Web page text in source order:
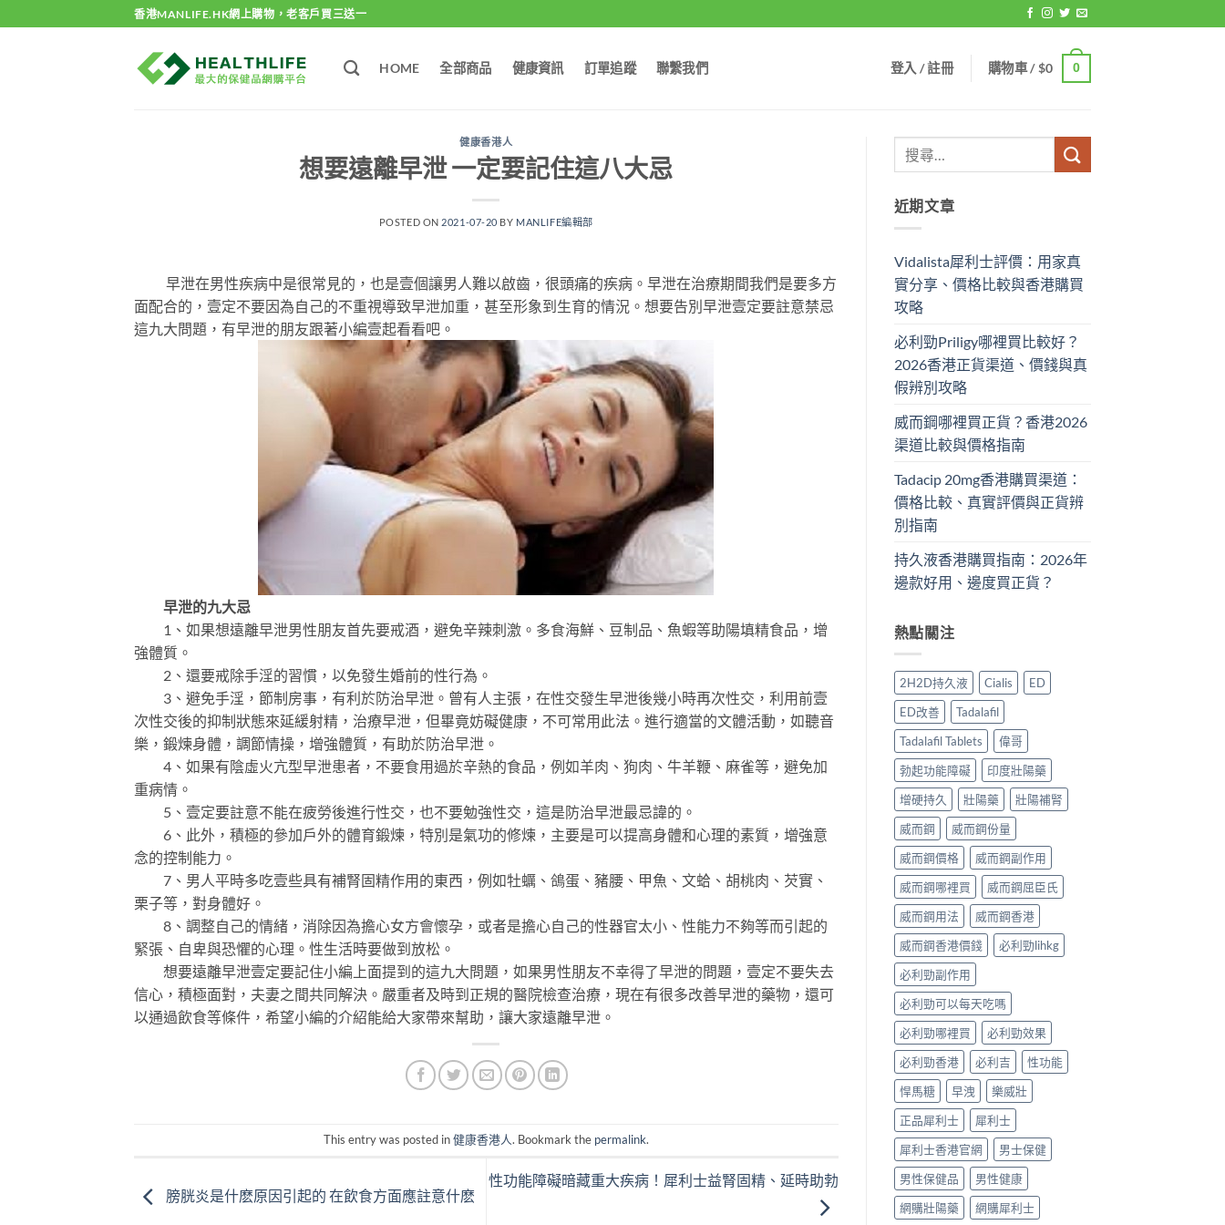
to
香港MANLIFE.HK網上購物，老客戶買三送一
HOME 全部商品 健康資訊 訂單追蹤 聯繫我們 登入 / 註冊 購物車 /$0 0
健康香港人
想要遠離早泄 一定要記住這八大忌
POSTED ON 2021-07-20 BY MANLIFE編輯部
早泄在男性疾病中是很常見的，也是壹個讓男人難以啟齒，很頭痛的疾病。早泄在治療期間我們是要多方
面配合的，壹定不要因為自己的不重視導致早泄加重，甚至形象到生育的情況。想要告別早泄壹定要註意禁忌
這九大問題，有早泄的朋友跟著小編壹起看看吧。
早泄的九大忌
1、如果想遠離早泄男性朋友首先要戒酒，避免辛辣刺激。多食海鮮、豆制品、魚蝦等助陽填精食品，增
強體質。
2、還要戒除手淫的習慣，以免發生婚前的性行為。
3、避免手淫，節制房事，有利於防治早泄。曾有人主張，在性交發生早泄後幾小時再次性交，利用前壹
次性交後的抑制狀態來延緩射精，治療早泄，但畢竟妨礙健康，不可常用此法。進行適當的文體活動，如聽音
樂，鍛煉身體，調節情操，增強體質，有助於防治早泄。
4、如果有陰虛火亢型早泄患者，不要食用過於辛熱的食品，例如羊肉、狗肉、牛羊鞭、麻雀等，避免加
重病情。
5、壹定要註意不能在疲勞後進行性交，也不要勉強性交，這是防治早泄最忌諱的。
6、此外，積極的參加戶外的體育鍛煉，特別是氣功的修煉，主要是可以提高身體和心理的素質，增強意
念的控制能力。
7、男人平時多吃壹些具有補腎固精作用的東西，例如牡蠣、鴿蛋、豬腰、甲魚、文蛤、胡桃肉、芡實、
栗子等，對身體好。
8、調整自己的情緒，消除因為擔心女方會懷孕，或者是擔心自己的性器官太小、性能力不夠等而引起的
緊張、自卑與恐懼的心理。性生活時要做到放松。
想要遠離早泄壹定要記住小編上面提到的這九大問題，如果男性朋友不幸得了早泄的問題，壹定不要失去
信心，積極面對，夫妻之間共同解決。嚴重者及時到正規的醫院檢查治療，現在有很多改善早泄的藥物，還可
以通過飲食等條件，希望小編的介紹能給大家帶來幫助，讓大家遠離早泄。
This entry was posted in健康香港人. Bookmark the permalink.
膀胱炎是什麽原因引起的 在飲食方面應註意什麽
性功能障礙暗藏重大疾病！犀利士益腎固精、延時助勃
近期文章
Vidalista犀利士評價：用家真
實分享、價格比較與香港購買
攻略
必利勁Priligy哪裡買比較好？
2026香港正貨渠道、價錢與真
假辨別攻略
威而鋼哪裡買正貨？香港2026
渠道比較與價格指南
Tadacip 20mg香港購買渠道：
價格比較、真實評價與正貨辨
別指南
持久液香港購買指南：2026年
邊款好用、邊度買正貨？
熱點關注
2H2D持久液 Cialis
ED
ED改善
Tadalafil
Tadalafil Tablets
偉哥
勃起功能障礙
印度壯陽藥
增硬持久
壯陽藥
壯陽補腎
威而鋼
威而鋼份量
威而鋼價格
威而鋼副作用
威而鋼哪裡買
威而鋼屈臣氏
威而鋼用法
威而鋼香港
威而鋼香港價錢
必利勁lihkg
必利勁副作用
必利勁可以每天吃嗎
必利勁哪裡買
必利勁效果
必利勁香港
必利吉
性功能
悍馬糖
早洩
樂威壯
正品犀利士
犀利士
犀利士香港官網
男士保健
男性保健品
男性健康
網購壯陽藥
網購犀利士